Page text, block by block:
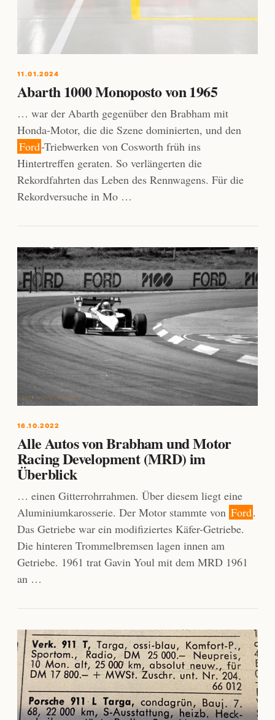
11.01.2024
Abarth 1000 Monoposto von 1965
… war der Abarth gegenüber den Brabham mit
Honda-Motor, die die Szene dominierten, und den
Ford-Triebwerken von Cosworth früh ins
Hintertreffen geraten. So verlängerten die
Rekordfahrten das Leben des Rennwagens. Für die
Rekordversuche in Mo …
16.10.2022
Alle Autos von Brabham und Motor
Racing Development (MRD) im
Überblick
… einen Gitterrohrrahmen. Über diesem liegt eine
Aluminiumkarosserie. Der Motor stammte von Ford.
Das Getriebe war ein modifiziertes Käfer-Getriebe.
Die hinteren Trommelbremsen lagen innen am
Getriebe. 1961 trat Gavin Youl mit dem MRD 1961
an …